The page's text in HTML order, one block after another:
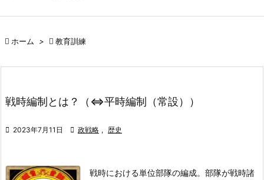
 ホーム >  教育訓練
戦時編制とは？（⇔平時編制（常設））
 2023年7月11日  政戦略 , 歴史
戦時における単位部隊の編成。部隊が戦時諸